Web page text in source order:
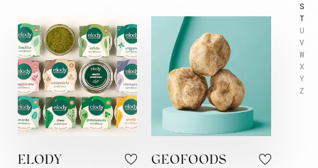
S
T
U
V
W
X
Y
Z
ELODY GEOFOODS